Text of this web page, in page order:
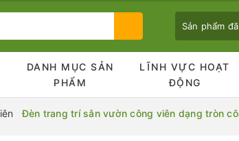
Sản phẩm
DANH MỤC SẢN
PHẨM
LĨNH VỰC HOẠT
ĐỘNG
Đèn trang trí sân vườn công viên dạng tròn